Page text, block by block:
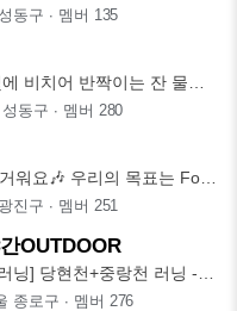
동구 ∙ 멤버 135
동구 ∙ 멤버 280
워요🎶 우리의 목표는 For
진구 ∙ 멤버 251
OUTDOOR
] 당현천+중랑천 러닝 -
종로구 ∙ 멤버 276